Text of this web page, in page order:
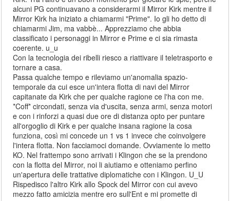
alcuni PG continuavano a considerarmi il Mirror Kirk mentre il
Mirror Kirk ha iniziato a chiamarmi "Prime". Io gli ho detto di
chiamarmi Jim, ma vabbè... Apprezziamo che abbia
classificato i personaggi in Mirror e Prime e ci sia rimasta
coerente. u_u
Con la tecnologia dei ribelli riesco a riattivare il teletrasporto e
tornare a casa.
Passa qualche tempo e rileviamo un'anomalia spazio-
temporale da cui esce un'intera flotta di navi del Mirror
capitanate da Kirk che per qualche ragione ce l'ha con me.
*Coff* circondati, senza via d'uscita, senza armi, senza motori
e con i rinforzi a quasi due ore di distanza opto per puntare
all'orgoglio di Kirk e per qualche insana ragione la cosa
funziona, così mi concede un 1 vs 1 invece che coinvolgere
l'intera flotta. Non facciamoci domande. Ovviamente lo metto
KO. Nel frattempo sono arrivati i Klingon che se la prendono
con la flotta del Mirror, noi li aiutiamo e otteniamo perfino
un'apertura delle trattative diplomatiche con i Klingon. U_U
Rispedisco l'altro Kirk allo Spock del Mirror con cui avevo
mezzo fatto amicizia mentre ero sull'Ent e mi promette di